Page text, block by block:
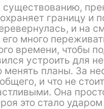
границу и
и на
много
времени, чтобы
устроить для
менять планы. За
и что не
Она
это стало